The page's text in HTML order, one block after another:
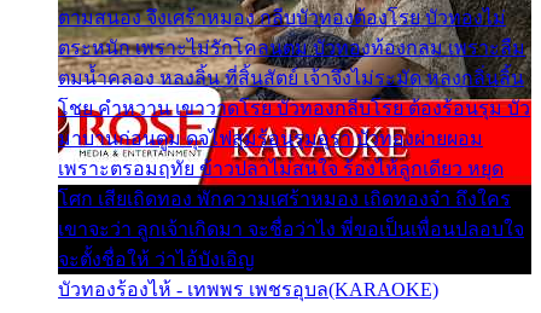
ตามสนอง จึงเศร้าหมอง กลีบบัวทองต้องโรย บัวทองไม่
ตระหนัก เพราะไม่รักโคลนตม บัวทองท้องกลม เพราะลืม
ตมน้ำคลอง หลงลิ้น ที่สิ้นสัตย์ เจ้าจึงไม่ระมัด หลงกลิ่นลิ้น
โชย คำหวาน เขาวาดโรย บัวทองกลีบโรย ต้องร้อนรุม บัว
มาบานก่อนตูม ดุจไฟสุมร้อนรุมอุรา บัวทองผ่ายผอม
เพราะตรอมฤทัย ข้าวปลาไม่สนใจ ร้องไห้ลูกเดียว หยุด
โศก เสียเถิดทอง พักความเศร้าหมอง เถิดทองจ๋า ถึงใคร
เขาจะว่า ลูกเจ้าเกิดมา จะชื่อว่าไง พี่ขอเป็นเพื่อนปลอบใจ
จะตั้งชื่อให้ ว่าไอ้บังเอิญ
บัวทองร้องไห้ - เทพพร เพชรอุบล(KARAOKE)